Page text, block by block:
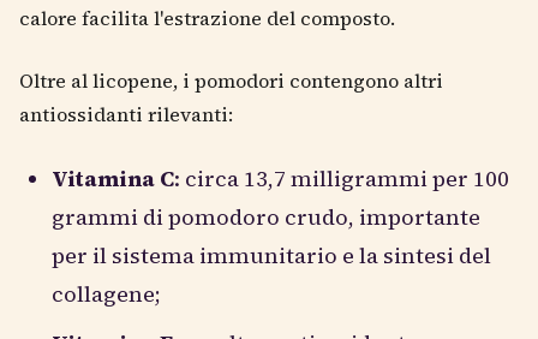
calore facilita l'estrazione del composto.
Oltre al licopene, i pomodori contengono altri
antiossidanti rilevanti:
Vitamina C: circa 13,7 milligrammi per 100
grammi di pomodoro crudo, importante
per il sistema immunitario e la sintesi del
collagene;